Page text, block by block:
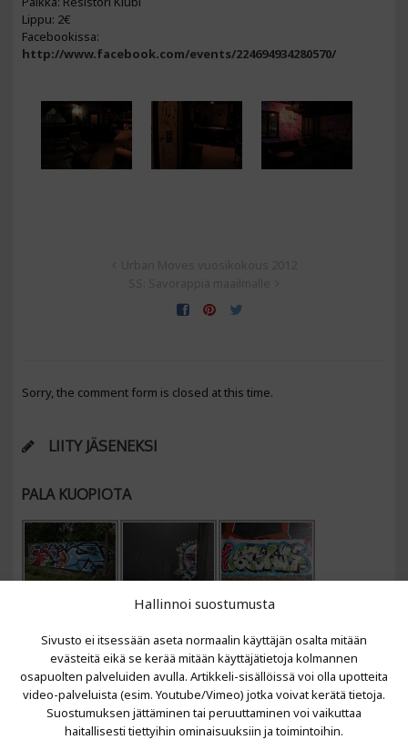
Hallinnoi suostumusta
Sivusto ei itsessään aseta normaalin käyttäjän osalta mitään
evästeitä eikä se kerää mitään käyttäjätietoja kolmannen
osapuolten palveluiden avulla. Artikkeli-sisällöissä voi olla upotteita
video-palveluista (esim. Youtube/Vimeo) jotka voivat kerätä tietoja.
Suostumuksen jättäminen tai peruuttaminen voi vaikuttaa
haitallisesti tiettyihin ominaisuuksiin ja toimintoihin.
Lippu: 2€
Facebookissa:
http://www.facebook.com/events/224694934280570/
Sorry, the comment form is closed at this time.
LIITY JÄSENEKSI
PALA KUOPIOTA
VIIMEISIMMÄT ARTIKKELIT